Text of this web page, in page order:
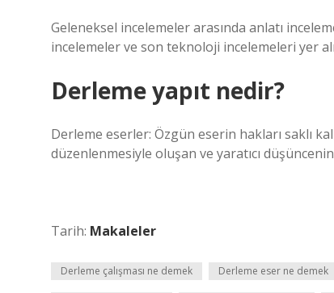
Geleneksel incelemeler arasında anlatı
incelemeler ve son teknoloji incelemeleri yer
Derleme yapıt nedir?
Derleme eserler: Özgün eserin hakları saklı
düzenlenmesiyle oluşan ve yaratıcı
Tarih: Makaleler
Derleme çalışması ne demek Derleme eser ne demek